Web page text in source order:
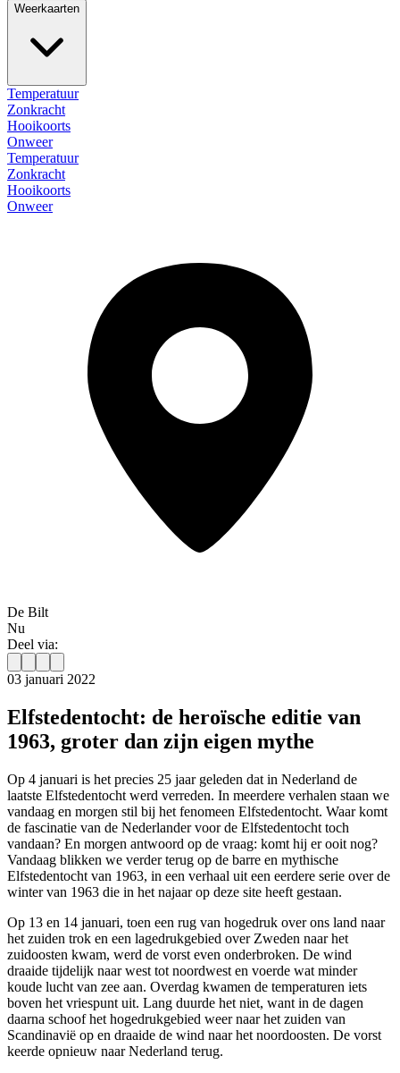
Weerkaarten
Temperatuur
Zonkracht
Hooikoorts
Onweer
Temperatuur
Zonkracht
Hooikoorts
Onweer
De Bilt
Nu
Deel via:
03 januari 2022
Elfstedentocht: de heroïsche editie van
1963, groter dan zijn eigen mythe
Op 4 januari is het precies 25 jaar geleden dat in Nederland de
laatste Elfstedentocht werd verreden. In meerdere verhalen staan we
vandaag en morgen stil bij het fenomeen Elfstedentocht. Waar komt
de fascinatie van de Nederlander voor de Elfstedentocht toch
vandaan? En morgen antwoord op de vraag: komt hij er ooit nog?
Vandaag blikken we verder terug op de barre en mythische
Elfstedentocht van 1963, in een verhaal uit een eerdere serie over de
winter van 1963 die in het najaar op deze site heeft gestaan.
Op 13 en 14 januari, toen een rug van hogedruk over ons land naar
het zuiden trok en een lagedrukgebied over Zweden naar het
zuidoosten kwam, werd de vorst even onderbroken. De wind
draaide tijdelijk naar west tot noordwest en voerde wat minder
koude lucht van zee aan. Overdag kwamen de temperaturen iets
boven het vriespunt uit. Lang duurde het niet, want in de dagen
daarna schoof het hogedrukgebied weer naar het zuiden van
Scandinavië op en draaide de wind naar het noordoosten. De vorst
keerde opnieuw naar Nederland terug.